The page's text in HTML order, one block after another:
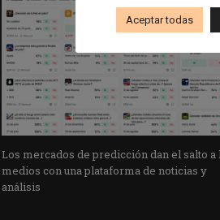
Los mercados de predicción dan el salto a
medios con una plataforma de noticias y
análisis
Aceptar todas